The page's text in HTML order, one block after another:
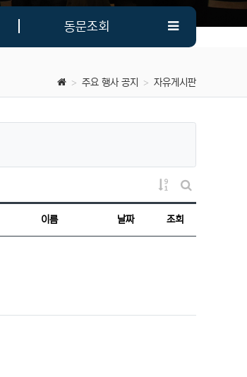
동문조회
주요 행사 공지 자유게시판
게시물 정렬
게시판 검색
이름 날짜 조회